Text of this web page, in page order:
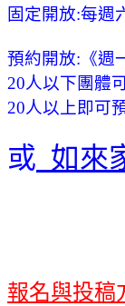
固定開放:每週
預約開放:《週
20人以下團體
20人以上即可
或 如來
報名與投稿